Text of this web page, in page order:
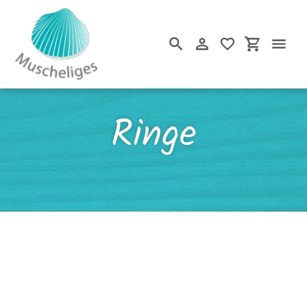
Direkt
SuchenEinloggen
S
m
Ringe